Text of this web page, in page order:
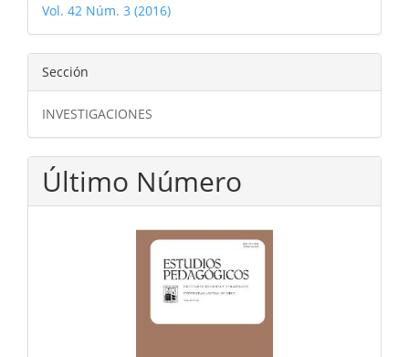
Vol. 42 Núm. 3 (2016)
Sección
INVESTIGACIONES
Último Número